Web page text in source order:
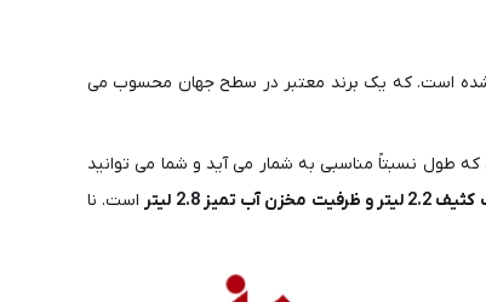
است. که یک برند معتبر در سطح جهان محسوب می‌
که طول نسبتاً مناسبی به شمار می آید و شما می توانید
آب تمیز 2.8 لیتر
است. نا